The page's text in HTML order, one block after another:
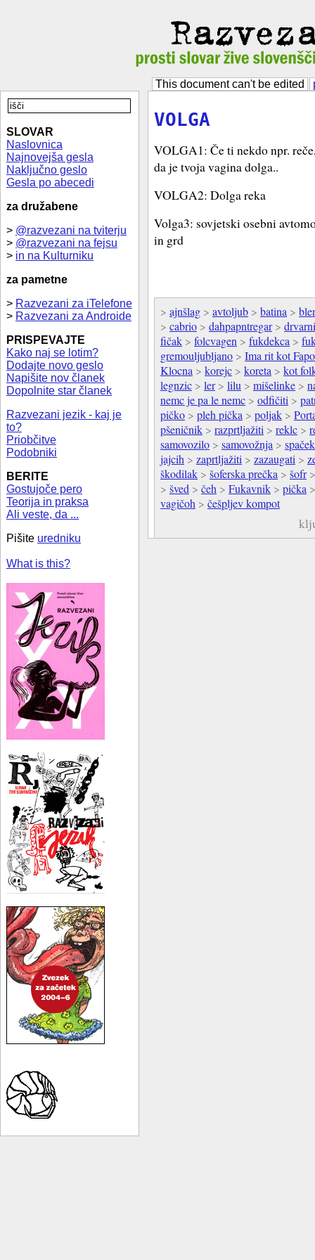
This document can't be edited
SLOVAR
Naslovnica
Najnovejša gesla
Naključno geslo
Gesla po abecedi
za družabene
> @razvezani na tviterju
> @razvezani na fejsu
> in na Kulturniku
za pametne
> Razvezani za iTelefone
> Razvezani za Androide
PRISPEVAJTE
Kako naj se lotim?
Dodajte novo geslo
Napišite nov članek
Dopolnite star članek
Razvezani jezik - kaj je
to?
Priobčitve
Podobniki
BERITE
Gostujoče pero
Teorija in praksa
Ali veste, da ...
Pišite uredniku
What is this?
VOLGA
VOLGA1: Če ti nekdo npr.
da je tvoja vagina dolga..
VOLGA2: Dolga reka
Volga3: sovjetski osebni
in grd
> ajnšlag > avtoljub > batina >
> cabrio > dahpapntregar>
fičak > folcvagen > fukdekca >
gremouljubljano > Ima rit kot
Klocna > korejc > koreta > kot
legnzic > ler> lilu > mišelinke >
nemc je pa le nemc > odfičiti >
pičko > pleh pička > poljak >
pšeničnik > razprtljažiti > reklc >
samovozilo > samovožnja > spaček
jajcih > zaprtljažiti > zazaugati >
škodilak > šoferska prečka > šofr
> šved > čeh > Fukavnik > pička
vagičoh > češpljev kompot